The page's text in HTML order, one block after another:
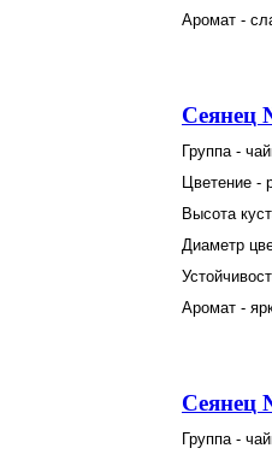
Аромат -
Сеянец
Группа -
Цветение -
Высота
Диаметр
Аромат -
Сеянец
Группа -